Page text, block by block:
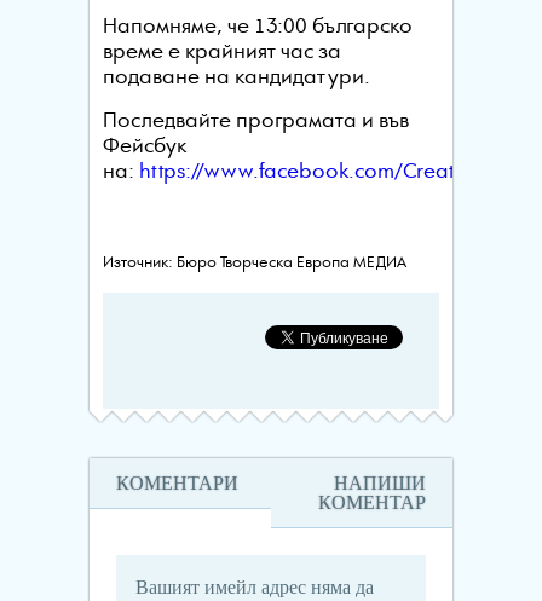
Напомняме, че 13:00 българско
време е крайният час за
подаване на кандидатури.
Последвайте програмата и във
Фейсбук
на: https://www.facebook.com/
Източник: Бюро Творческа Европа МЕДИА
КОМЕНТАРИ
НАПИШИ
КОМЕНТАР
Вашият имейл адрес няма да